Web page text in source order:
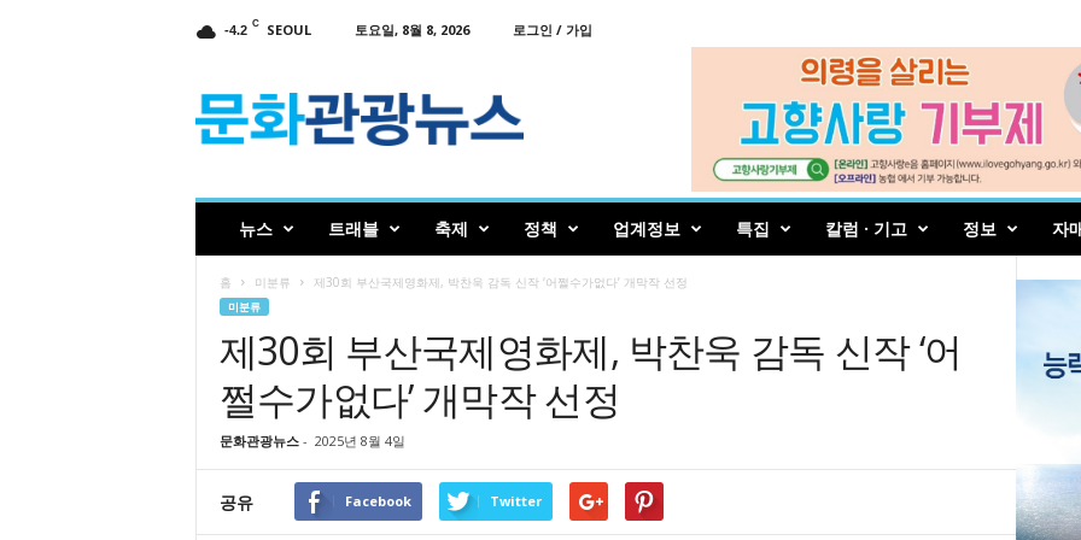
-4.2 C SEOUL 토요일, 8월 8, 2026
로그인 / 가입
넷
신
뉴스 트래블 축제 정책 업계정보 특집 칼럼 · 기고 정보 자
홈 미분류 제30회 부산국제영화제, 박찬욱 감독 신작 ‘어쩔수가없다’ 개막작 선정
미분류
제30회 부산국제영화제, 박찬욱 감독 신작 ‘어
쩔수가없다’ 개막작 선정
문화관광뉴스- 2025년 8월 4일
공유 Facebook Twitter